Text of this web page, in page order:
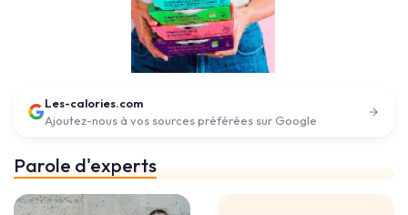
Les-calories.com
Ajoutez-nous à vos sources préférées sur Google
Parole d'experts